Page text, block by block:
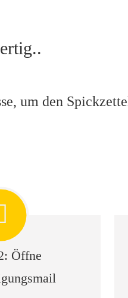
, um den
Öffne